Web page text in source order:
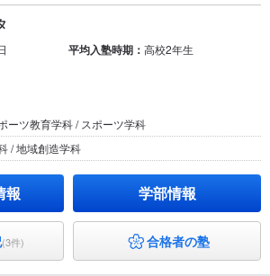
平均入塾時期： 高校2年生
ーツ教育学科 / スポーツ学科
/ 地域創造学科
報 学部情報
(3件) 合格者の塾